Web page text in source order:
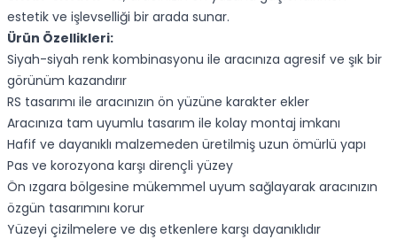
estetik ve işlevselliği bir arada sunar.
Ürün Özellikleri:
Siyah-siyah renk kombinasyonu ile aracınıza agresif ve şık bir
görünüm kazandırır
RS tasarımı ile aracınızın ön yüzüne karakter ekler
Aracınıza tam uyumlu tasarım ile kolay montaj imkanı
Hafif ve dayanıklı malzemeden üretilmiş uzun ömürlü yapı
Pas ve korozyona karşı dirençli yüzey
Ön ızgara bölgesine mükemmel uyum sağlayarak aracınızın
özgün tasarımını korur
Yüzeyi çizilmelere ve dış etkenlere karşı dayanıklıdır